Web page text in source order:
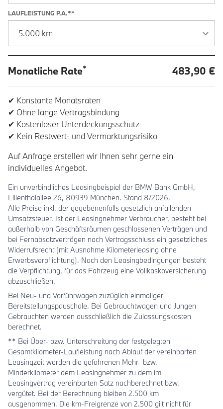
LAUFLEISTUNG P.A.**
Monatliche Rate* 483,90 €
✔ Konstante Monatsraten
✔ Ohne lange Vertragsbindung
✔ Kostenloser Unterdeckungsschutz
✔ Kein Restwert- und Vermarktungsrisiko
Auf Anfrage erstellen wir Ihnen sehr gerne ein
individuelles Angebot.
Ein unverbindliches Leasingbeispiel der BMW Bank GmbH,
Lilienthalallee 26, 80939 München. Stand 8/2026.
Alle Preise inkl. der gegebenenfalls gesetzlich anfallenden
Umsatzsteuer. Ist der Leasingnehmer Verbraucher, besteht bei
außerhalb von Geschäftsräumen geschlossenen Verträgen und
bei Fernabsatzverträgen nach Vertragsschluss ein gesetzliches
Widerrufsrecht (mit Ausnahme Kilometerleasing ohne
Erwerbsverpflichtung). Nach den Leasingbedingungen besteht
die Verpflichtung, für das Fahrzeug eine Vollkaskoversicherung
abzuschließen.
Bei Neu- und Vorführwagen zuzüglich einmaliger
Bereitstellungspauschale. Bei Gebrauchtwagen und Jungen
Gebrauchten werden ausschließlich die Zulassungskosten
berechnet.
** Bei Über- bzw. Unterschreitung der festgelegten
Gesamtkilometer-Laufleistung nach Ablauf der vereinbarten
Leasingzeit werden die gefahrenen Mehr- bzw.
Minderkilometer dem Leasingnehmer zu dem im
Leasingvertrag vereinbarten Satz nachberechnet bzw.
vergütet. Bei der Berechnung bleiben 2.500 km
ausgenommen. Die km-Freigrenze von 2.500 gilt nicht für